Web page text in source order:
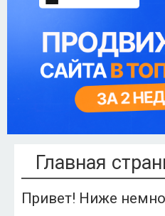
Главная
Привет! Ниже